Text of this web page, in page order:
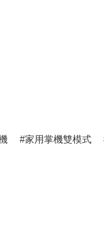
家用掌機雙模式